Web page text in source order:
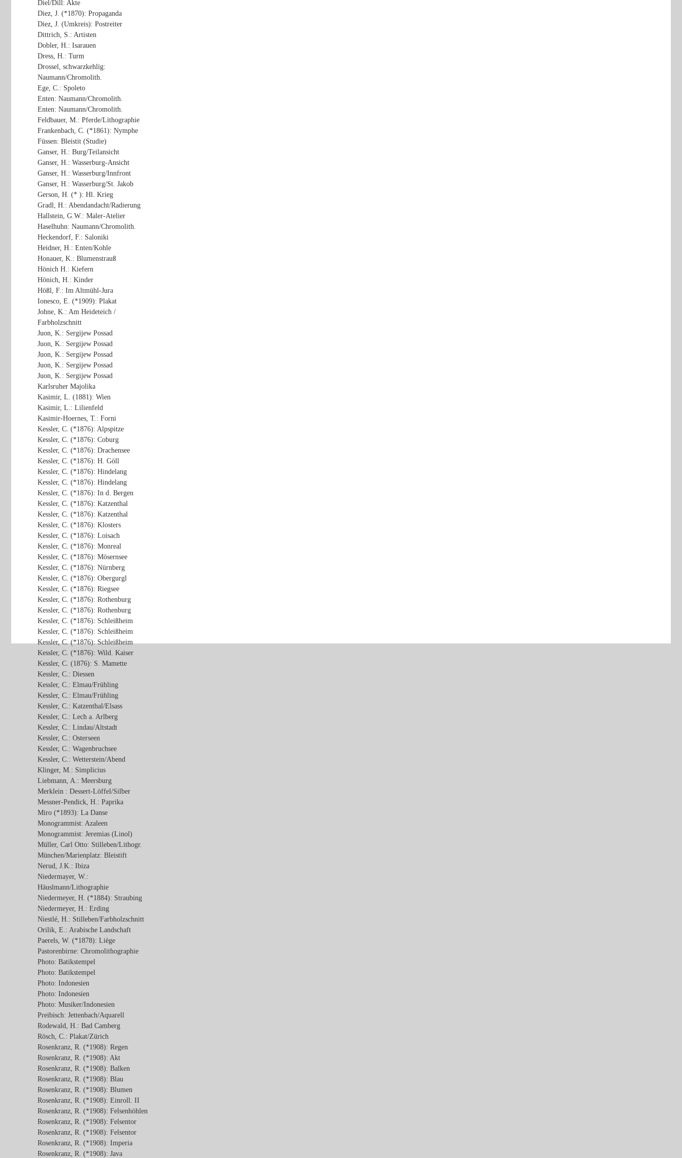
Diel/Dill: Akte
Diez, J. (*1870): Propaganda
Diez, J. (Umkreis): Postreiter
Dittrich, S.: Artisten
Dobler, H.: Isarauen
Dress, H.: Turm
Drossel, schwarzkehlig:
Naumann/Chromolith.
Ege, C.: Spoleto
Enten: Naumann/Chromolith.
Enten: Naumann/Chromolith.
Feldbauer, M.: Pferde/Lithographie
Frankenbach, C. (*1861): Nymphe
Füssen: Bleistit (Studie)
Ganser, H.: Burg/Teilansicht
Ganser, H.: Wasserburg-Ansicht
Ganser, H.: Wasserburg/Innfront
Ganser, H.: Wasserburg/St. Jakob
Gerson, H. (* ): Hl. Krieg
Gradl, H.: Abendandacht/Radierung
Hallstein, G.W.: Maler-Atelier
Haselhuhn: Naumann/Chromolith.
Heckendorf, F.: Saloniki
Heidner, H.: Enten/Kohle
Honauer, K.: Blumenstrauß
Hönich H.: Kiefern
Hönich, H.: Kinder
Hößl, F.: Im Altmühl-Jura
Ionesco, E. (*1909): Plakat
Johne, K.: Am Heideteich /
Farbholzschnitt
Juon, K.: Sergijew Possad
Juon, K.: Sergijew Possad
Juon, K.: Sergijew Possad
Juon, K.: Sergijew Possad
Juon, K.: Sergijew Possad
Karlsruher Majolika
Kasimir, L. (1881): Wien
Kasimir, L.: Lilienfeld
Kasimir-Hoernes, T.: Forni
Kessler, C. (*1876): Alpspitze
Kessler, C. (*1876): Coburg
Kessler, C. (*1876): Drachensee
Kessler, C. (*1876): H. Göll
Kessler, C. (*1876): Hindelang
Kessler, C. (*1876): Hindelang
Kessler, C. (*1876): In d. Bergen
Kessler, C. (*1876): Katzenthal
Kessler, C. (*1876): Katzenthal
Kessler, C. (*1876): Klosters
Kessler, C. (*1876): Loisach
Kessler, C. (*1876): Monreal
Kessler, C. (*1876): Mösernsee
Kessler, C. (*1876): Nürnberg
Kessler, C. (*1876): Obergurgl
Kessler, C. (*1876): Riegsee
Kessler, C. (*1876): Rothenburg
Kessler, C. (*1876): Rothenburg
Kessler, C. (*1876): Schleißheim
Kessler, C. (*1876): Schleißheim
Kessler, C. (*1876): Schleißheim
Kessler, C. (*1876): Wild. Kaiser
Kessler, C. (1876): S. Mamette
Kessler, C.: Diessen
Kessler, C.: Elmau/Frühling
Kessler, C.: Elmau/Frühling
Kessler, C.: Katzenthal/Elsass
Kessler, C.: Lech a. Arlberg
Kessler, C.: Lindau/Altstadt
Kessler, C.: Osterseen
Kessler, C.: Wagenbruchsee
Kessler, C.: Wetterstein/Abend
Klinger, M.: Simplicius
Liebmann, A.: Meersburg
Merklein : Dessert-Löffel/Silber
Messner-Pendick, H.: Paprika
Miro (*1893): La Danse
Monogrammist: Azaleen
Monogrammist: Jeremias (Linol)
Müller, Carl Otto: Stilleben/Lithogr.
München/Marienplatz: Bleistift
Nerud, J.K.: Ibiza
Niedermayer, W.:
Häuslmann/Lithographie
Niedermeyer, H. (*1884): Straubing
Niedermeyer, H.: Erding
Niestlé, H.: Stilleben/Farbholzschnitt
Orilik, E.: Arabische Landschaft
Paerels, W. (*1878): Liège
Pastorenbirne: Chromolithographie
Photo: Batikstempel
Photo: Batikstempel
Photo: Indonesien
Photo: Indonesien
Photo: Musiker/Indonesien
Preibisch: Jettenbach/Aquarell
Rodewald, H.: Bad Camberg
Rösch, C.: Plakat/Zürich
Rosenkranz, R. (*1908): Regen
Rosenkranz, R. (*1908): Akt
Rosenkranz, R. (*1908): Balken
Rosenkranz, R. (*1908): Blau
Rosenkranz, R. (*1908): Blumen
Rosenkranz, R. (*1908): Einroll. II
Rosenkranz, R. (*1908): Felsenhöhlen
Rosenkranz, R. (*1908): Felsentor
Rosenkranz, R. (*1908): Felsentor
Rosenkranz, R. (*1908): Imperia
Rosenkranz, R. (*1908): Java